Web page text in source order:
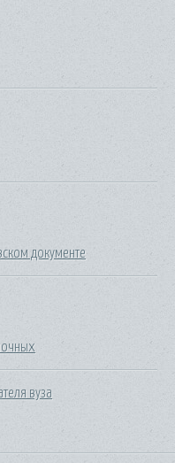
документе
вуза